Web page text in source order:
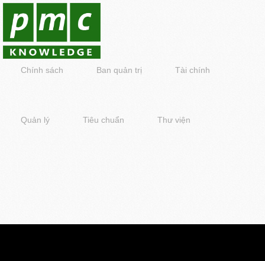
Chính sách Ban quản trị Tài chính
Quản lý Tiêu chuẩn Thư viện